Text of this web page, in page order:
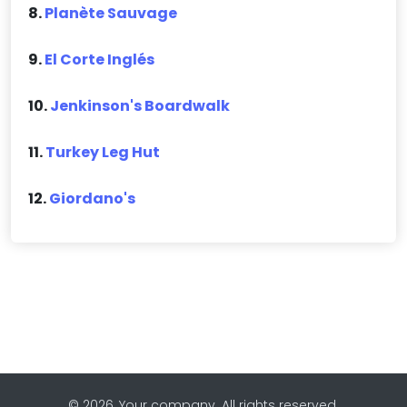
8.Planète Sauvage
9.El Corte Inglés
10.Jenkinson's Boardwalk
11.Turkey Leg Hut
12.Giordano's